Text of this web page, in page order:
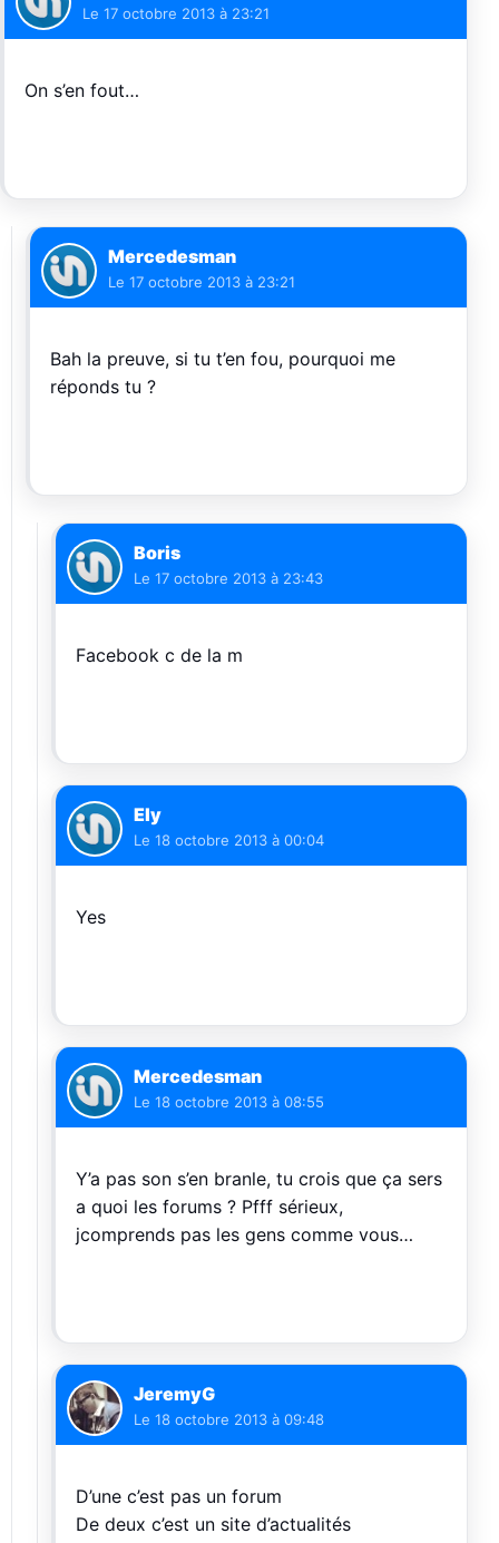
Le 17 octobre 2013 à 23:21
On s’en fout…
Mercedesman
Le 17 octobre 2013 à 23:21
Bah la preuve, si tu t’en fou, pourquoi me
réponds tu ?
Boris
Le 17 octobre 2013 à 23:43
Facebook c de la m
Ely
Le 18 octobre 2013 à 00:04
Yes
Mercedesman
Le 18 octobre 2013 à 08:55
Y’a pas son s’en branle, tu crois que ça sers
a quoi les forums ? Pfff sérieux,
jcomprends pas les gens comme vous…
JeremyG
Le 18 octobre 2013 à 09:48
D’une c’est pas un forum
De deux c’est un site d’actualités